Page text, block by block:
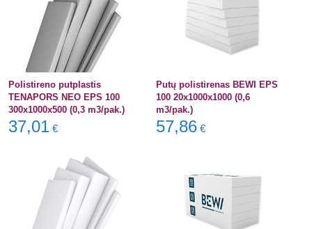
Polistireno putplastis
TENAPORS NEO EPS 100
300x1000x500 (0,3 m3/pak.)
37,01 €
Putų polistirenas BEWI EPS
100 20x1000x1000 (0,6
m3/pak.)
57,86 €